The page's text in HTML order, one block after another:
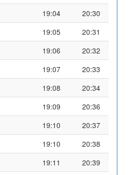
19:04
20:30
19:05
20:31
19:06
20:32
19:07
20:33
19:08
20:34
19:09
20:36
19:10
20:37
19:10
20:38
19:11
20:39